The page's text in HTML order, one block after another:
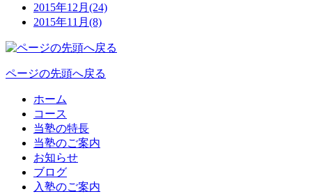
2015年12月(24)
2015年11月(8)
ページの先頭へ戻る
ホーム
コース
当塾の特長
当塾のご案内
お知らせ
ブログ
入塾のご案内